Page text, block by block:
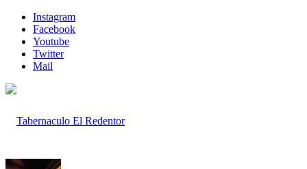
Instagram
Facebook
Youtube
Twitter
Mail